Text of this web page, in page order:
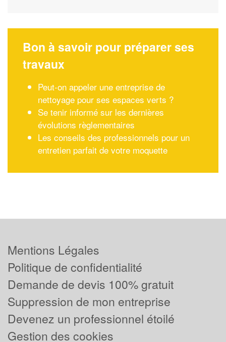
Bon à savoir pour préparer ses
travaux
Peut-on appeler une entreprise de
nettoyage pour ses espaces verts ?
Se tenir informé sur les dernières
évolutions règlementaires
Les conseils des professionnels pour un
entretien parfait de votre moquette
Mentions Légales
Politique de confidentialité
Demande de devis 100% gratuit
Suppression de mon entreprise
Devenez un professionnel étoilé
Gestion des cookies